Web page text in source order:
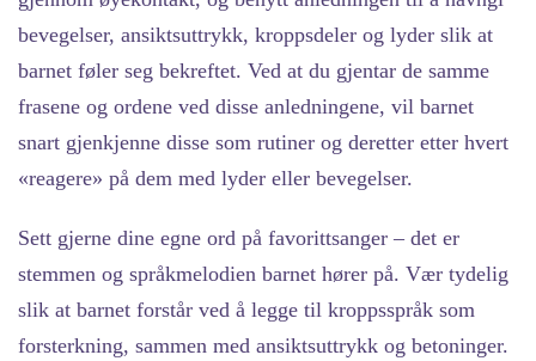
bevegelser, ansiktsuttrykk, kroppsdeler og lyder slik at
barnet føler seg bekreftet. Ved at du gjentar de samme
frasene og ordene ved disse anledningene, vil barnet
snart gjenkjenne disse som rutiner og deretter etter hvert
«reagere» på dem med lyder eller bevegelser.
Sett gjerne dine egne ord på favorittsanger – det er
stemmen og språkmelodien barnet hører på. Vær tydelig
slik at barnet forstår ved å legge til kroppsspråk som
forsterkning, sammen med ansiktsuttrykk og betoninger.